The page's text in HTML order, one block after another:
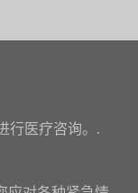
行医疗咨询。.